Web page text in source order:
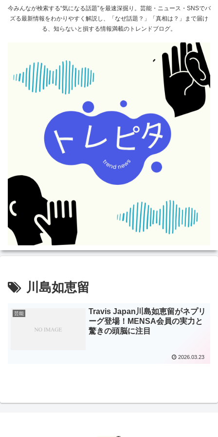
今みんなが検索する“気になる話題”を最速深掘り。芸能・ニュース・SNSでバ
ズる最新情報をわかりやすく解説し、「なぜ話題？」「真相は？」まで届け
る、知らないと損する情報満載のトレンドブログ。
川島如恵留
芸能
Travis Japan川島如恵留がネプリ
ーグ登場！MENSA会員の実力と
驚きの頭脳に注目
2026.03.23